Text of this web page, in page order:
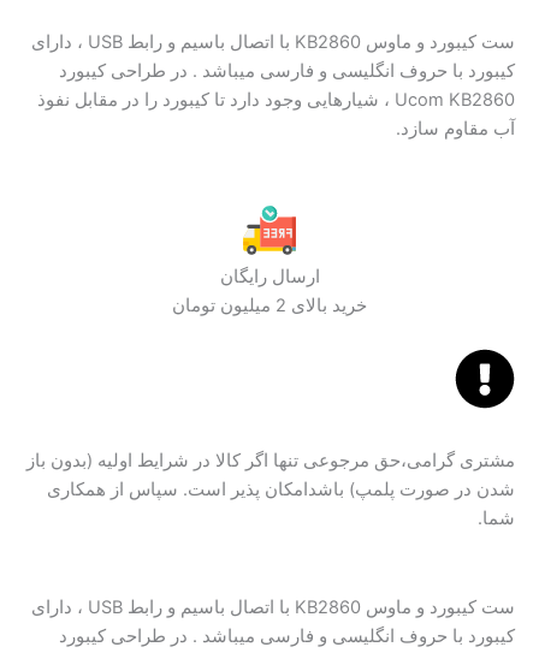
ست کیبورد و ماوس KB2860 با اتصال باسیم و رابط USB ، دارای
کیبورد با حروف انگلیسی و فارسی میباشد . در طراحی کیبورد
Ucom KB2860 ، شیارهایی وجود دارد تا کیبورد را در مقابل نفوذ
آب مقاوم سازد.
ارسال رایگان
خرید بالای 2 میلیون تومان
مشتری گرامی،حق مرجوعی تنها اگر کالا در شرایط اولیه (بدون باز
شدن در صورت پلمپ) باشدامکان پذیر است. سپاس از همکاری
شما.
ست کیبورد و ماوس KB2860 با اتصال باسیم و رابط USB ، دارای
کیبورد با حروف انگلیسی و فارسی میباشد . در طراحی کیبورد